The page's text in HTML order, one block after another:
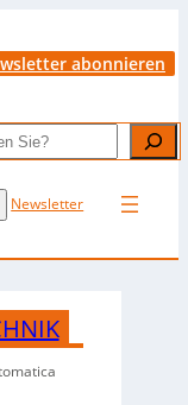
abonnieren
Newsletter